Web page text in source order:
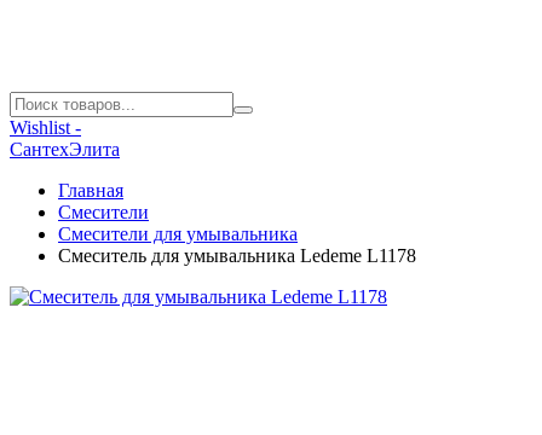
Wishlist -
СантехЭлита
Главная
Смесители
Смесители для умывальника
Смеситель для умывальника Ledeme L1178